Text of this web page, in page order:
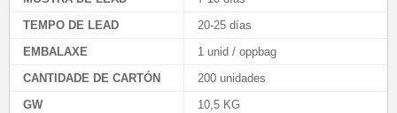
TEMPO DE LEAD
20-25 días
EMBALAXE
1 unid / oppbag
CANTIDADE DE CARTÓN
200 unidades
GW
10,5 KG